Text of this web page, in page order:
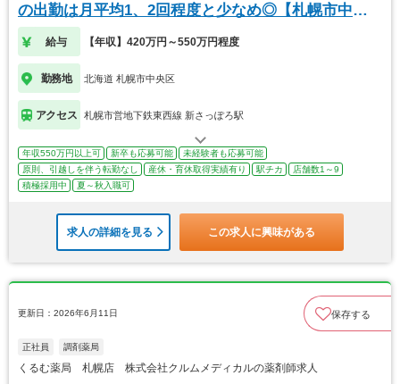
の出勤は月平均1、2回程度と少なめ◎【札幌市中央
区】
給与 【年収】420万円～550万円程度
勤務地 北海道 札幌市中央区
アクセス 札幌市営地下鉄東西線 新さっぽろ駅
年収550万円以上可 新卒も応募可能
未経験者も応募可能
原則、引越しを伴う転勤なし
産休・育休取得実績有り 駅チカ
店舗数1～9
積極採用中
夏～秋入職可
求人の詳細を見る この求人に興味がある
更新日：2026年6月11日 保存する
正社員 調剤薬局
くるむ薬局 札幌店 株式会社クルムメディカルの薬剤師求人